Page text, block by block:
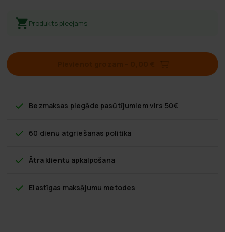
Produkts pieejams
Bezmaksas piegāde pasūtījumiem virs 50€
60 dienu atgriešanas politika
Ātra klientu apkalpošana
Elastīgas maksājumu metodes